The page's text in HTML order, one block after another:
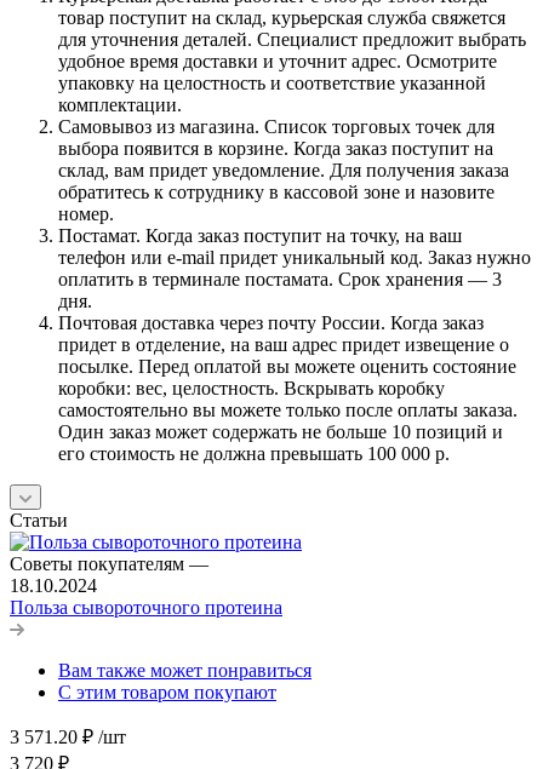
товар поступит на склад, курьерская служба свяжется
для уточнения деталей. Специалист предложит выбрать
удобное время доставки и уточнит адрес. Осмотрите
упаковку на целостность и соответствие указанной
комплектации.
Самовывоз из магазина. Список торговых точек для
выбора появится в корзине. Когда заказ поступит на
склад, вам придет уведомление. Для получения заказа
обратитесь к сотруднику в кассовой зоне и назовите
номер.
Постамат. Когда заказ поступит на точку, на ваш
телефон или e-mail придет уникальный код. Заказ нужно
оплатить в терминале постамата. Срок хранения — 3
дня.
Почтовая доставка через почту России. Когда заказ
придет в отделение, на ваш адрес придет извещение о
посылке. Перед оплатой вы можете оценить состояние
коробки: вес, целостность. Вскрывать коробку
самостоятельно вы можете только после оплаты заказа.
Один заказ может содержать не больше 10 позиций и
его стоимость не должна превышать 100 000 р.
Статьи
Советы покупателям —
18.10.2024
Польза сывороточного протеина
Вам также может понравиться
С этим товаром покупают
3 571.20 ₽ /шт
3 720 ₽